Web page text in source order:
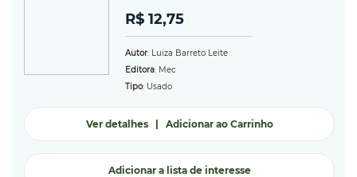
R$ 12,75
Autor: Luiza Barreto Leite
Editora: Mec
Tipo: Usado
Ver detalhes| Adicionar ao Carrinho
Adicionar a lista de interesse